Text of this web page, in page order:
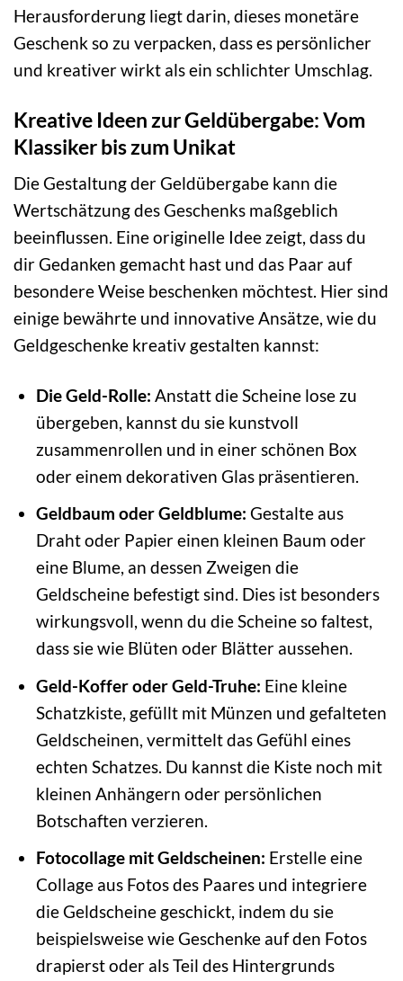
Herausforderung liegt darin, dieses monetäre
Geschenk so zu verpacken, dass es persönlicher
und kreativer wirkt als ein schlichter Umschlag.
Kreative Ideen zur Geldübergabe: Vom
Klassiker bis zum Unikat
Die Gestaltung der Geldübergabe kann die
Wertschätzung des Geschenks maßgeblich
beeinflussen. Eine originelle Idee zeigt, dass du
dir Gedanken gemacht hast und das Paar auf
besondere Weise beschenken möchtest. Hier sind
einige bewährte und innovative Ansätze, wie du
Geldgeschenke kreativ gestalten kannst:
Die Geld-Rolle: Anstatt die Scheine lose zu
übergeben, kannst du sie kunstvoll
zusammenrollen und in einer schönen Box
oder einem dekorativen Glas präsentieren.
Geldbaum oder Geldblume: Gestalte aus
Draht oder Papier einen kleinen Baum oder
eine Blume, an dessen Zweigen die
Geldscheine befestigt sind. Dies ist besonders
wirkungsvoll, wenn du die Scheine so faltest,
dass sie wie Blüten oder Blätter aussehen.
Geld-Koffer oder Geld-Truhe: Eine kleine
Schatzkiste, gefüllt mit Münzen und gefalteten
Geldscheinen, vermittelt das Gefühl eines
echten Schatzes. Du kannst die Kiste noch mit
kleinen Anhängern oder persönlichen
Botschaften verzieren.
Fotocollage mit Geldscheinen: Erstelle eine
Collage aus Fotos des Paares und integriere
die Geldscheine geschickt, indem du sie
beispielsweise wie Geschenke auf den Fotos
drapierst oder als Teil des Hintergrunds